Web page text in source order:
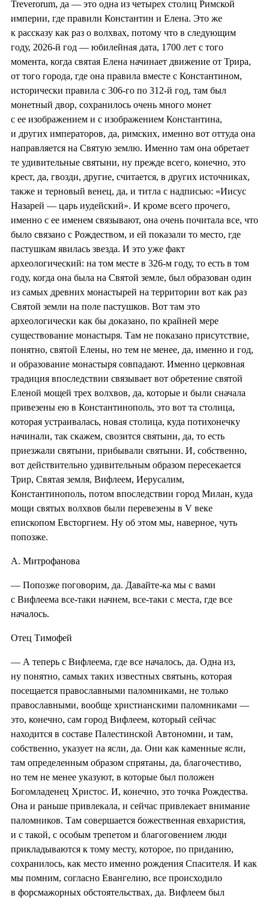
Treverorum, да — это одна из четырех столиц Римской
империи, где правили Константин и Елена. Это же
к рассказу как раз о волхвах, потому что в следующим
году, 2026-й год — юбилейная дата, 1700 лет с того
момента, когда святая Елена начинает движение от Трира,
от того города, где она правила вместе с Константином,
исторически правила с 306-го по 312-й год, там был
монетный двор, сохранилось очень много монет
с ее изображением и с изображением Константина,
и других императоров, да, римских, именно вот оттуда она
направляется на Святую землю. Именно там она обретает
те удивительные святыни, ну прежде всего, конечно, это
крест, да, гвозди, другие, считается, в других источниках,
также и терновый венец, да, и титла с надписью: «Иисус
Назарей — царь иудейский». И кроме всего прочего,
именно с ее именем связывают, она очень почитала все, что
было связано с Рождеством, и ей показали то место, где
пастушкам явилась звезда. И это уже факт
археологический: на том месте в 326-м году, то есть в том
году, когда она была на Святой земле, был образован один
из самых древних монастырей на территории вот как раз
Святой земли на поле пастушков. Вот там это
археологически как бы доказано, по крайней мере
существование монастыря. Там не показано присутствие,
понятно, святой Елены, но тем не менее, да, именно и год,
и образование монастыря совпадают. Именно церковная
традиция впоследствии связывает вот обретение святой
Еленой мощей трех волхвов, да, которые и были сначала
привезены ею в Константинополь, это вот та столица,
которая устраивалась, новая столица, куда потихонечку
начинали, так скажем, свозится святыни, да, то есть
приезжали святыни, прибывали святыни. И, собственно,
вот действительно удивительным образом пересекается
Трир, Святая земля, Вифлеем, Иерусалим,
Константинополь, потом впоследствии город Милан, куда
мощи святых волхвов были перевезены в V веке
епископом Евсторгием. Ну об этом мы, наверное, чуть
попозже.
А. Митрофанова
— Попозже поговорим, да. Давайте-ка мы с вами
с Вифлеема все-таки начнем, все-таки с места, где все
началось.
Отец Тимофей
— А теперь с Вифлеема, где все началось, да. Одна из,
ну понятно, самых таких известных святынь, которая
посещается православными паломниками, не только
православными, вообще христианскими паломниками —
это, конечно, сам город Вифлеем, который сейчас
находится в составе Палестинской Автономии, и там,
собственно, указует на ясли, да. Они как каменные ясли,
там определенным образом спрятаны, да, благочестиво,
но тем не менее указуют, в которые был положен
Богомладенец Христос. И, конечно, это точка Рождества.
Она и раньше привлекала, и сейчас привлекает внимание
паломников. Там совершается божественная евхаристия,
и с такой, с особым трепетом и благоговением люди
прикладываются к тому месту, которое, по приданию,
сохранилось, как место именно рождения Спасителя. И как
мы помним, согласно Евангелию, все происходило
в форсмажорных обстоятельствах, да. Вифлеем был